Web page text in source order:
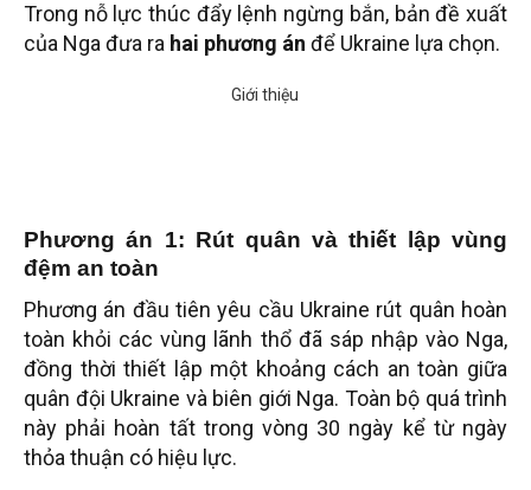
Trong nỗ lực thúc đẩy lệnh ngừng bắn, bản đề xuất
của Nga đưa ra hai phương án để Ukraine lựa chọn.
Phương án 1: Rút quân và thiết lập vùng
đệm an toàn
Phương án đầu tiên yêu cầu Ukraine rút quân hoàn
toàn khỏi các vùng lãnh thổ đã sáp nhập vào Nga,
đồng thời thiết lập một khoảng cách an toàn giữa
quân đội Ukraine và biên giới Nga. Toàn bộ quá trình
này phải hoàn tất trong vòng 30 ngày kể từ ngày
thỏa thuận có hiệu lực.